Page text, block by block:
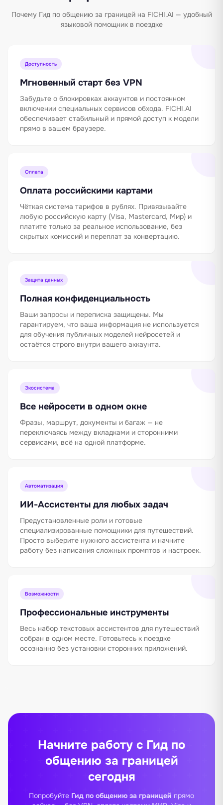
Почему Гид по общению за границей на FICHI.AI — удобный
языковой помощник в поездке
Доступность
Мгновенный старт без VPN
Забудьте о блокировках аккаунтов и постоянном
включении специальных сервисов обхода. FICHI.AI
обеспечивает стабильный и прямой доступ к модели
прямо в вашем браузере.
Оплата
Оплата российскими картами
Чёткая система тарифов в рублях. Привязывайте
любую российскую карту (Visa, Mastercard, Мир) и
платите только за реальное использование, без
скрытых комиссий и переплат за конвертацию.
Защита данных
Полная конфиденциальность
Ваши запросы и переписка защищены. Мы
гарантируем, что ваша информация не используется
для обучения публичных моделей нейросетей и
остаётся строго внутри вашего аккаунта.
Экосистема
Все нейросети в одном окне
Фразы, маршрут, документы и багаж — не
переключаясь между вкладками и сторонними
сервисами, всё на одной платформе.
Автоматизация
ИИ-Ассистенты для любых задач
Предустановленные роли и готовые
специализированные помощники для путешествий.
Просто выберите нужного ассистента и начните
работу без написания сложных промптов и настроек.
Возможности
Профессиональные инструменты
Весь набор текстовых ассистентов для путешествий
собран в одном месте. Готовьтесь к поездке
осознанно без установки сторонних приложений.
Начните работу с Гид по
общению за границей
сегодня
Попробуйте Гид по общению за границей прямо